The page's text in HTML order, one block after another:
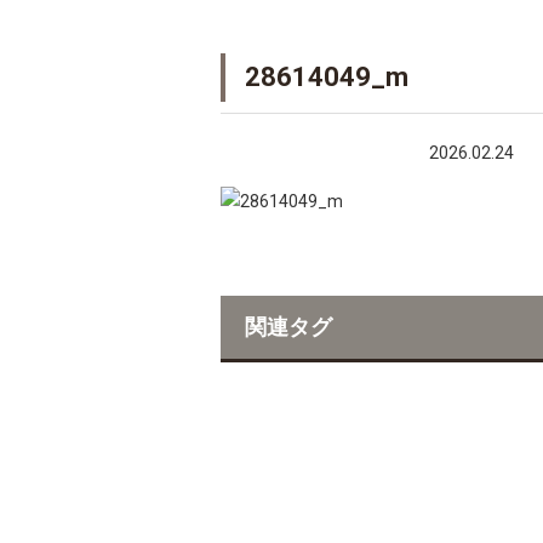
28614049_m
2026.02.24
関連タグ